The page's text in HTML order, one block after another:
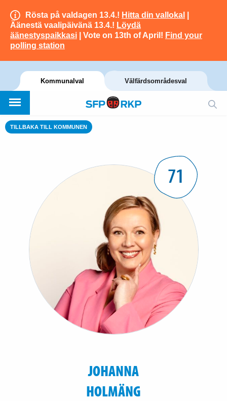
Rösta på valdagen 13.4.! Hitta din vallokal
Äänestä vaalipäivänä 13.4.! Löydä
äänestyspaikkasi | Vote on 13th of April! Find your
polling station
Kommunalval Välfärdsområdesval
TILLBAKA TILL KOMMUNEN
71
JOHANNA
HOLMÄNG